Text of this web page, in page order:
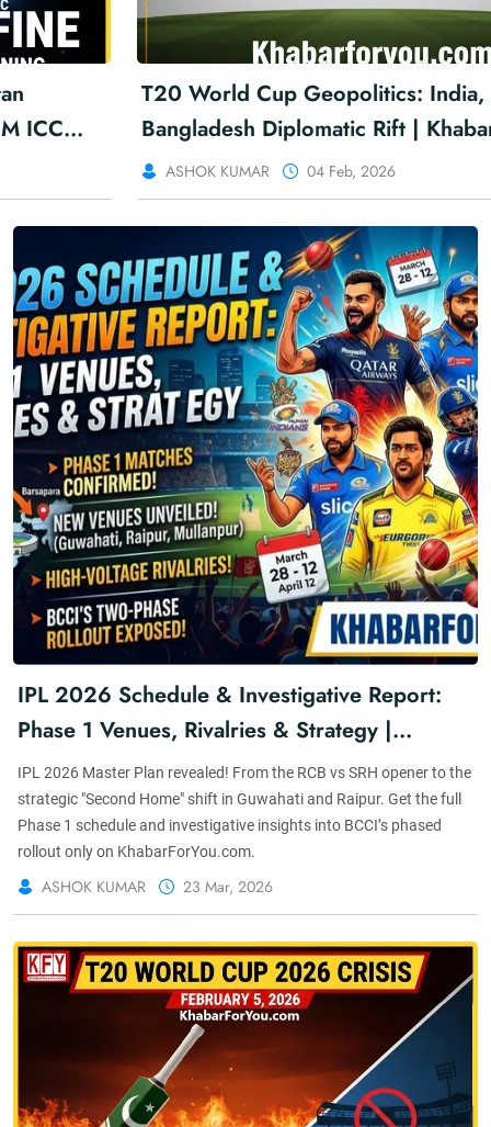
T20 World Cup Geopolitics: India, Pakistan &
Bangladesh Diplomatic Rift | Khabar For You
ASHOK KUMAR 04 Feb, 2026
IPL 2026 Schedule & Investigative Report:
Phase 1 Venues, Rivalries & Strategy |
KhabarForYou
IPL 2026 Master Plan revealed! From the RCB vs SRH opener to the
strategic "Second Home" shift in Guwahati and Raipur. Get the full
Phase 1 schedule and investigative insights into BCCI’s phased
rollout only on KhabarForYou.com.
ASHOK KUMAR 23 Mar, 2026